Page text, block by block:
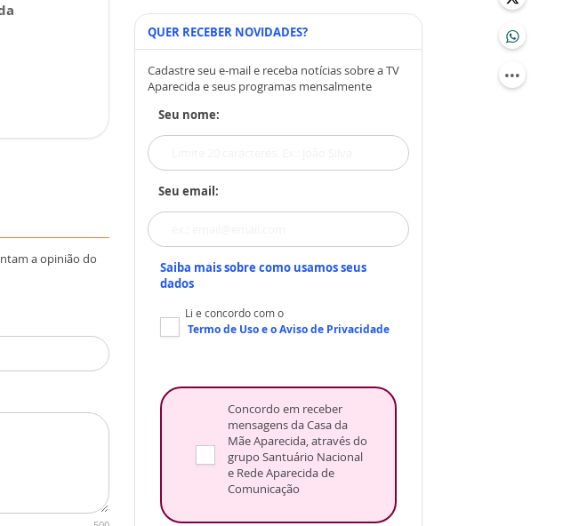
a opinião do
QUER RECEBER NOVIDADES?
Cadastre seu e-mail e receba notícias sobre a TV
Aparecida e seus programas mensalmente
Seu nome:
Seu email:
Saiba mais sobre como usamos seus
dados
Li e concordo com o
Termo de Usoe oAviso de Privacidade
Concordo em receber
mensagens da Casa da
Mãe Aparecida, através do
grupo Santuário Nacional
e Rede Aparecida de
Comunicação